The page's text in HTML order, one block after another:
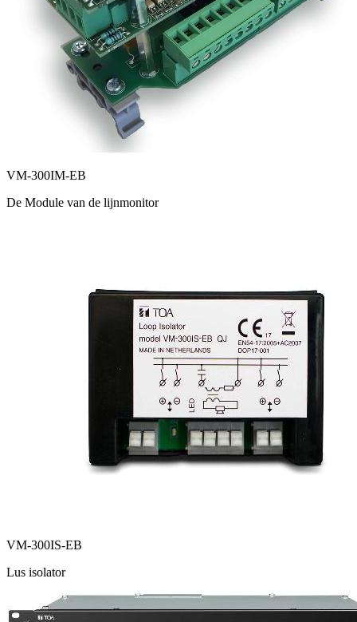
VM-300IM-EB
De Module van de lijnmonitor
VM-300IS-EB
Lus isolator